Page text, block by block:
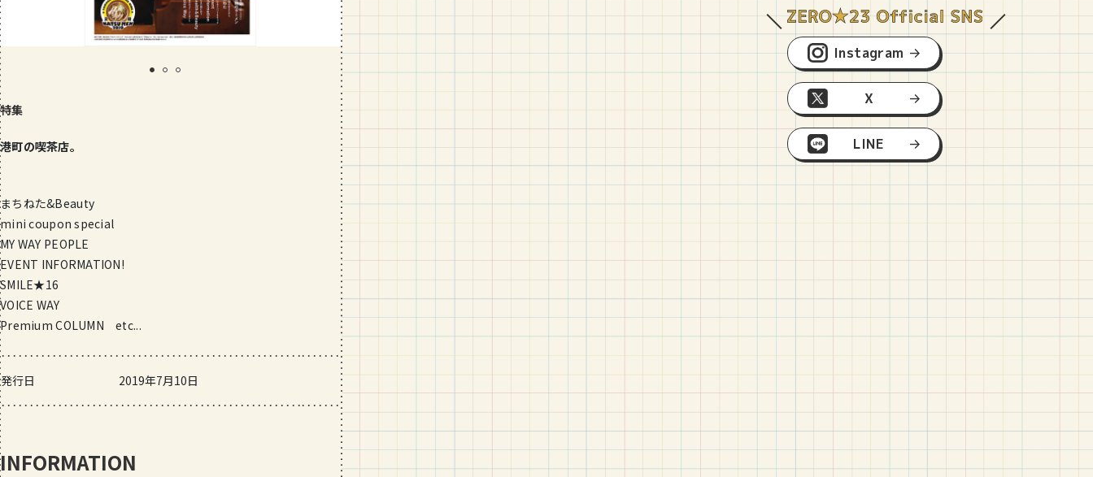
GOURMET
山形のおすすめパン屋さん【26選】地
元民が選ぶランキングBEST５付き！
Instagram
X
LINE
特集
港町の喫茶店。
まちねた&Beauty
mini coupon special
MY WAY PEOPLE
EVENT INFORMATION!
SMILE★16
VOICE WAY
Premium COLUMN etc...
発行日 2019年7月10日
INFORMATION